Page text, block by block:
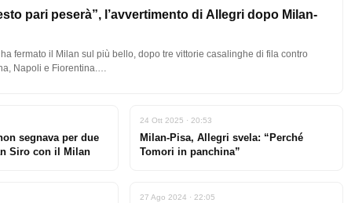
pari peserà”, l’avvertimento di Allegri dopo Milan-
fermato il Milan sul più bello, dopo tre vittorie casalinghe di fila contro
Napoli e Fiorentina.…
segnava per due
Siro con il Milan
24 Ott 2025 · 20:53
Milan-Pisa, Allegri svela: “Perché
Tomori in panchina”
27 Ago 2024 · 22:05